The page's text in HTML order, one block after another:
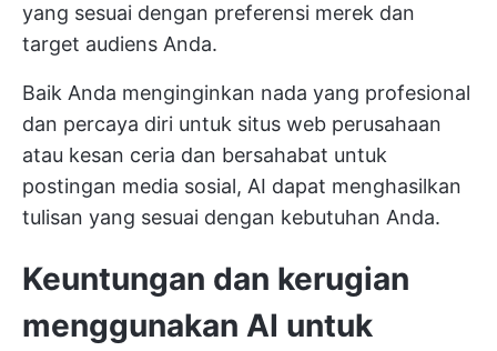
yang sesuai dengan preferensi merek dan
target audiens Anda.
Baik Anda menginginkan nada yang profesional
dan percaya diri untuk situs web perusahaan
atau kesan ceria dan bersahabat untuk
postingan media sosial, AI dapat menghasilkan
tulisan yang sesuai dengan kebutuhan Anda.
Keuntungan dan kerugian
menggunakan AI untuk